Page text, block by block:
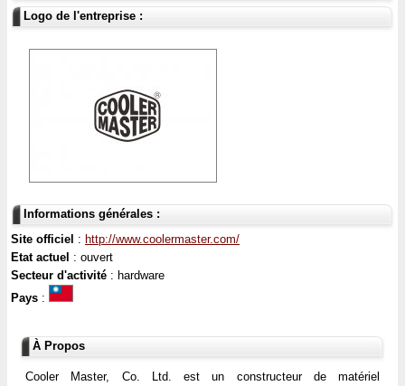
Logo de l'entreprise :
Informations générales :
Site officiel : http://www.coolermaster.com/
Etat actuel : ouvert
Secteur d'activité : hardware
Pays :
À Propos
Cooler Master, Co. Ltd. est un constructeur de matériel